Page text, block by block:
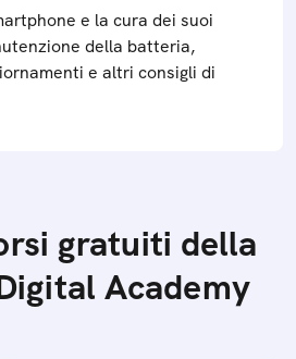
e la cura dei suoi
della batteria,
e altri consigli di
gratuiti della
Academy